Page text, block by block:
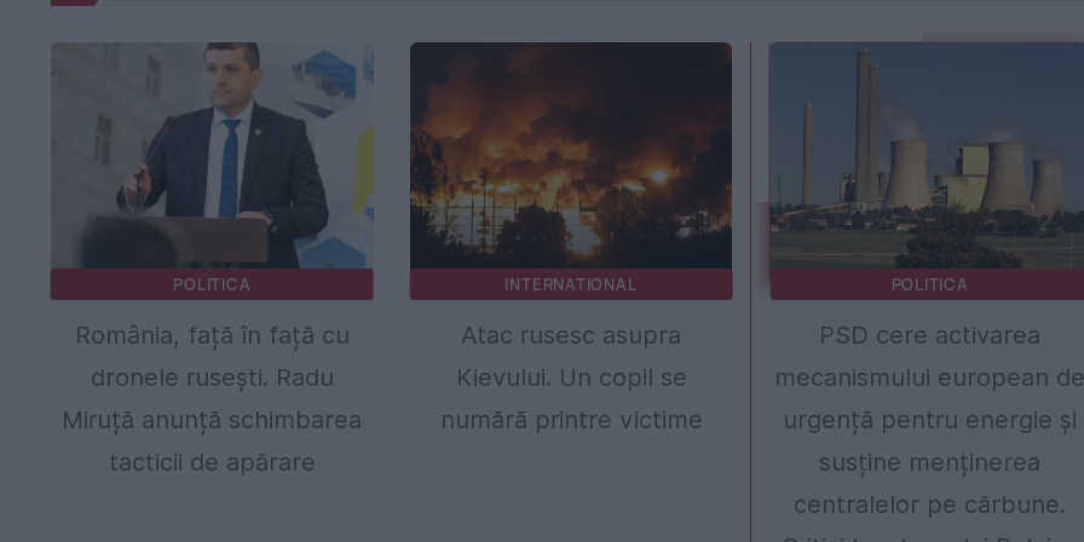
POLITICA
România, față în față cu
dronele rusești. Radu
Miruță anunță schimbarea
tacticii de apărare
INTERNATIONAL
Atac rusesc asupra
Kievului. Un copil se
numără printre victime
POLITICA
PSD cere activarea
mecanismului european
urgență pentru energie și
susține menținerea
centralelor pe cărbune.